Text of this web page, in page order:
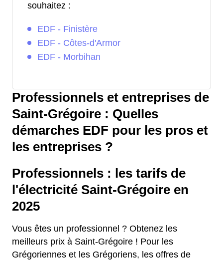
souhaitez :
EDF - Finistère
EDF - Côtes-d'Armor
EDF - Morbihan
Professionnels et entreprises de
Saint-Grégoire : Quelles
démarches EDF pour les pros et
les entreprises ?
Professionnels : les tarifs de
l'électricité Saint-Grégoire en
2025
Vous êtes un professionnel ? Obtenez les
meilleurs prix à Saint-Grégoire ! Pour les
Grégoriennes et les Grégoriens, les offres de